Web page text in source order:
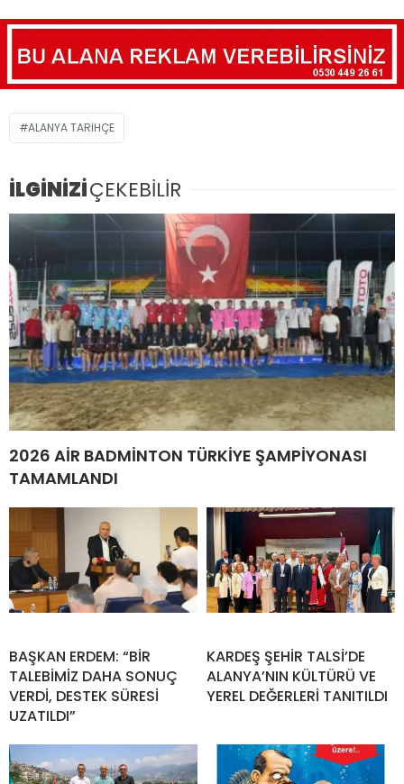
ALANYA TARIHÇE
İLGİNİZİÇEKEBİLİR
2026 AİR BADMİNTON TÜRKİYE ŞAMPİYONASI
TAMAMLANDI
BAŞKAN ERDEM: “BİR
TALEBİMİZ DAHA SONUÇ
VERDİ, DESTEK SÜRESİ
UZATILDI”
KARDEŞ ŞEHİR TALSİ’DE
ALANYA’NIN KÜLTÜRÜ VE
YEREL DEĞERLERİ TANITILDI